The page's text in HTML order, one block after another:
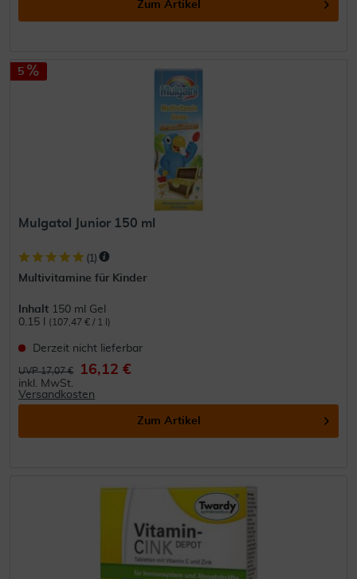
Zum Artikel
5
Mulgatol Junior 150 ml
(1)
Multivitamine für Kinder
Inhalt 150 ml Gel
0.15 l
(107,47 € / 1 l)
Derzeit nicht lieferbar
UVP 17,07 € 16,12 €
inkl. MwSt.
Versandkosten
Zum Artikel